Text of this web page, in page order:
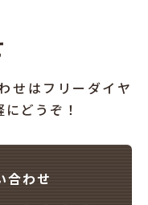
せはフリーダイヤ
どうぞ！
合わせ